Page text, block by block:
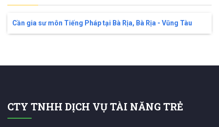
Cần gia sư môn Tiếng Pháp tại Bà Rịa, Bà Rịa - Vũng Tàu
CTY TNHH DỊCH VỤ TÀI NĂNG TRẺ